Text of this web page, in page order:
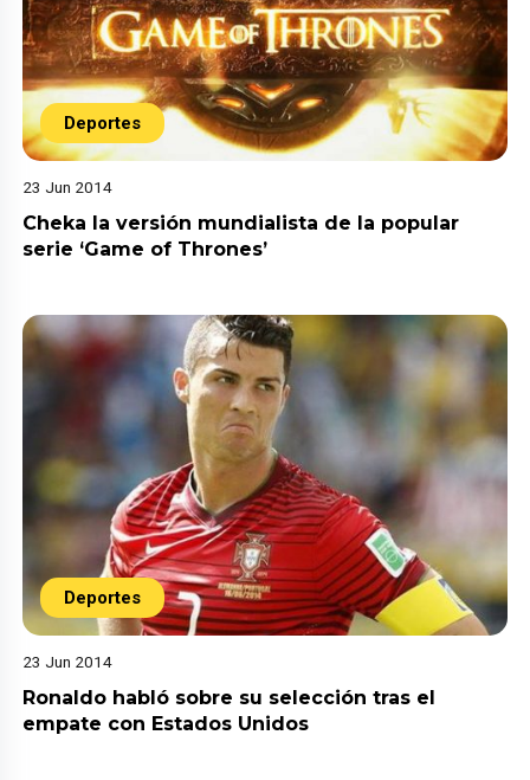
Deportes
23 Jun 2014
Cheka la versión mundialista de la popular
serie ‘Game of Thrones’
Deportes
23 Jun 2014
Ronaldo habló sobre su selección tras el
empate con Estados Unidos